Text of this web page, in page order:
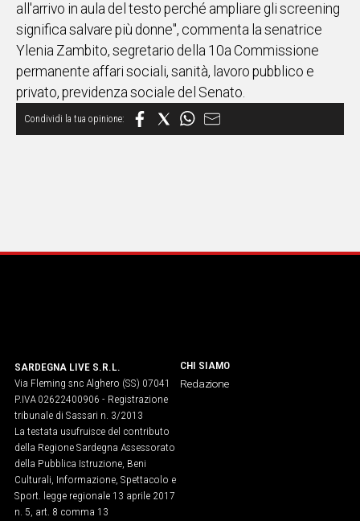
all'arrivo in aula del testo perché ampliare gli screening
significa salvare più donne", commenta la senatrice
Ylenia Zambito, segretario della 10a Commissione
permanente affari sociali, sanità, lavoro pubblico e
privato, previdenza sociale del Senato.
SARDEGNA LIVE S.R.L.
Via Fleming snc Alghero (SS) 07041
P.IVA 02622400906 - Registrazione
tribunale di Sassari n. 3/2013
La testata usufruisce del contributo
della Regione Sardegna Assessorato
della Pubblica Istruzione, Beni
Culturali, Informazione, Spettacolo e
Sport. legge regionale 13 aprile 2017
n. 5, art. 8 comma 13
CHI SIAMO
Redazione